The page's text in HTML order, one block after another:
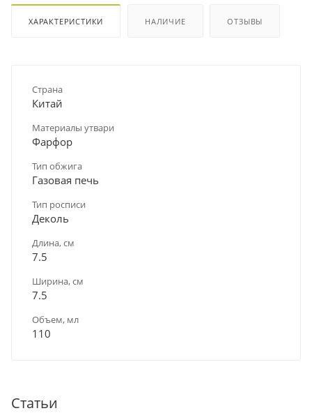
ХАРАКТЕРИСТИКИ НАЛИЧИЕ ОТЗЫВЫ
Страна
Китай
Материалы утвари
Фарфор
Тип обжига
Газовая печь
Тип росписи
Деколь
Длина, см
7.5
Ширина, см
7.5
Объем, мл
110
Статьи